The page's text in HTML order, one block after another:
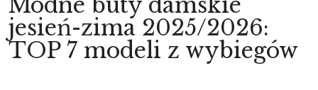
jesień-zima 2025/2026:
TOP 7 modeli z wybiegów